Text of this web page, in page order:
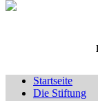
Startseite
Die Stiftung